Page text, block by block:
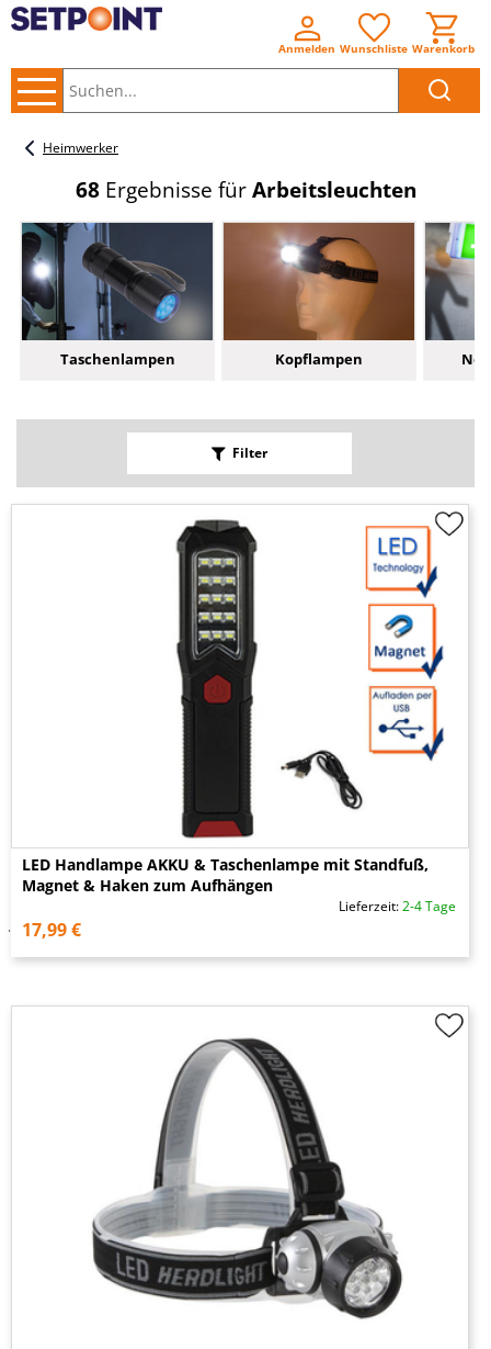
Anmelden Wunschliste Warenkorb
Heimwerker
68Ergebnisse für Arbeitsleuchten
Taschenlampen Kopflampen
Filter
LED Handlampe AKKU & Taschenlampe mit Standfuß,
Magnet & Haken zum Aufhängen
Lieferzeit:2-4 Tage
17,99 €